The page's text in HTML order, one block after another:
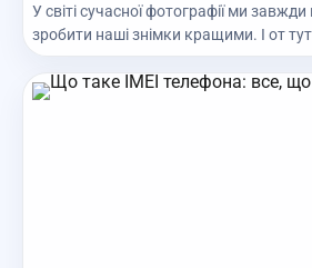
У світі сучасної фотографії ми
зробити наші знімки кращими. І от